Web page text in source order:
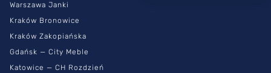
Warszawa Janki
Kraków Bronowice
Kraków Zakopiańska
Gdańsk — City Meble
Katowice — CH Rozdzień